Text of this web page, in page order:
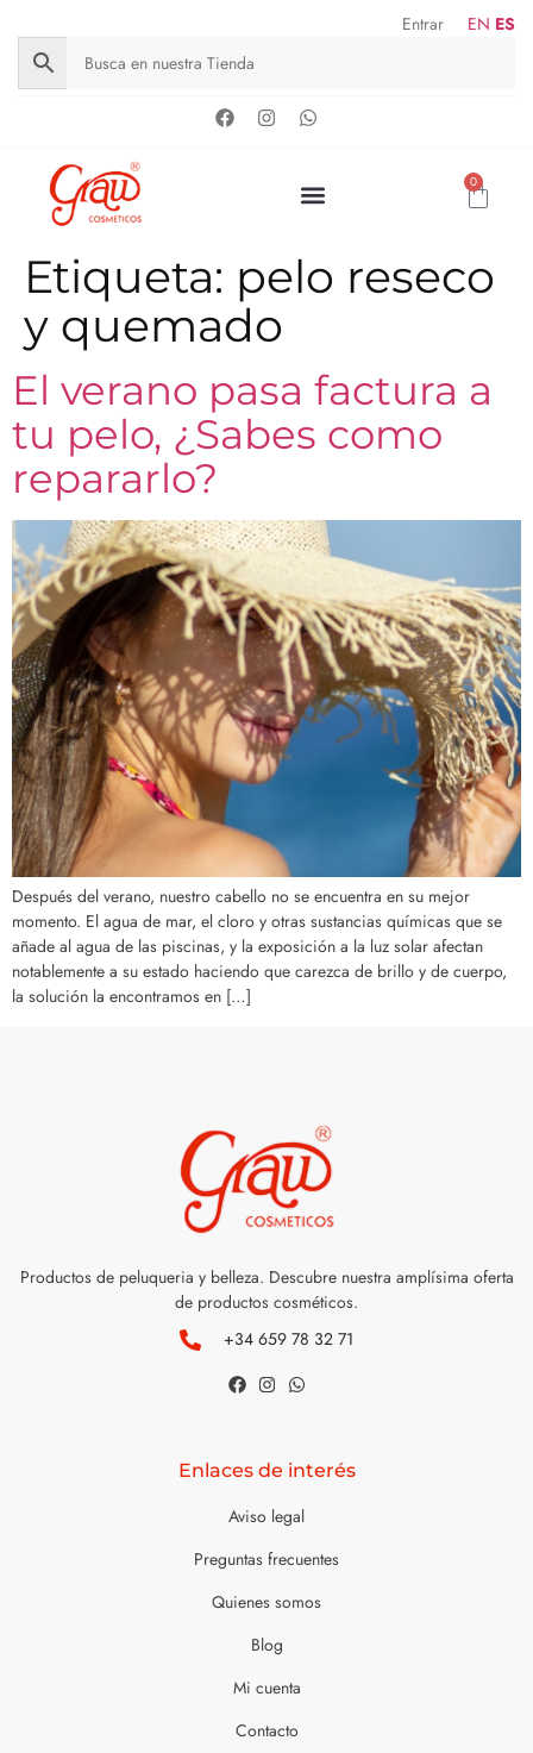
Entrar EN ES
0
Etiqueta: pelo reseco
y quemado
El verano pasa factura a
tu pelo, ¿Sabes como
repararlo?
Después del verano, nuestro cabello no se encuentra en su mejor
momento. El agua de mar, el cloro y otras sustancias químicas que se
añade al agua de las piscinas, y la exposición a la luz solar afectan
notablemente a su estado haciendo que carezca de brillo y de cuerpo,
la solución la encontramos en […]
Productos de peluqueria y belleza. Descubre nuestra amplísima oferta
de productos cosméticos.
+34 659 78 32 71
Enlaces de interés
Aviso legal
Preguntas frecuentes
Quienes somos
Blog
Mi cuenta
Contacto